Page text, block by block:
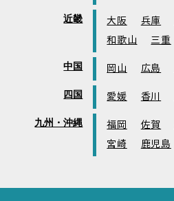
近畿 大阪 兵庫
和歌山
三重
中国 岡山 広島
四国 愛媛 香川
九州・沖縄 福岡 佐賀
宮崎
鹿児島